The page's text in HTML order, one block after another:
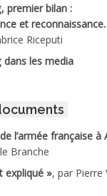
dit le Coiffeur
premier bilan :
et reconnaissance.
Riceputi
dans les media
l’armée française à
Branche
expliqué », par Pierre